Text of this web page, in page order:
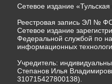
Сетевое издание
Реестровая запись ЭЛ №
Сетевое издание
Федеральной службой по
информационных
Учредитель:
Степанов Илья
310715427800138).